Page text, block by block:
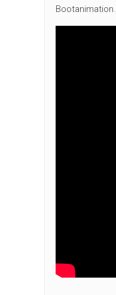
Bootanimation.